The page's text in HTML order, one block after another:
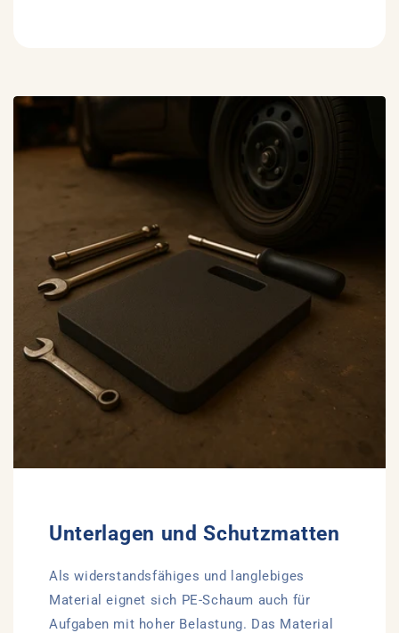
Unterlagen und Schutzmatten
Als widerstandsfähiges und langlebiges
Material eignet sich PE-Schaum auch für
Aufgaben mit hoher Belastung. Das Material